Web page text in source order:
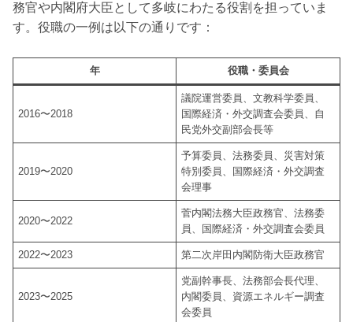
務官や内閣府大臣として多岐にわたる役割を担っていま
す。役職の一例は以下の通りです：
年 役職・委員会
2016〜2018
議院運営委員、文教科学委員、
国際経済・外交調査会委員、自
民党外交副部会長等
2019〜2020
予算委員、法務委員、災害対策
特別委員、国際経済・外交調査
会理事
2020〜2022
菅内閣法務大臣政務官、法務委
員、国際経済・外交調査会委員
2022〜2023 第二次岸田内閣防衛大臣政務官
2023〜2025
党副幹事長、法務部会長代理、
内閣委員、資源エネルギー調査
会委員